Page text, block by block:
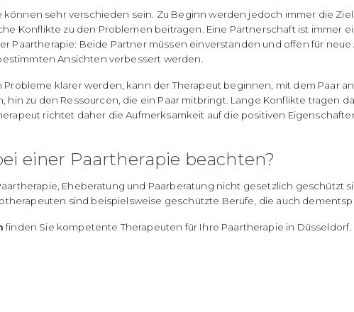
können sehr verschieden sein. Zu Beginn werden jedoch immer die
Konflikte zu den Problemen beitragen. Eine Partnerschaft ist immer
Paartherapie: Beide Partner müssen einverstanden und offen für
Ansichten verbessert werden.
klarer werden, kann der Therapeut beginnen, mit dem Paar
hin zu den Ressourcen, die ein Paar mitbringt. Lange Konflikte tragen
richtet daher die Aufmerksamkeit auf die positiven
einer Paartherapie beachten?
Eheberatung und Paarberatung nicht gesetzlich geschützt
sind beispielsweise geschützte Berufe, die auch
finden Sie kompetente Therapeuten für Ihre Paartherapie in Düsseldorf.